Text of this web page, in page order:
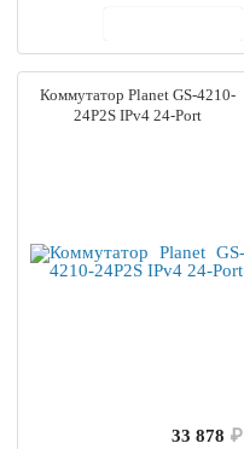
Коммутатор Planet GS-4210-
24P2S IPv4 24-Port
33 878 ₽